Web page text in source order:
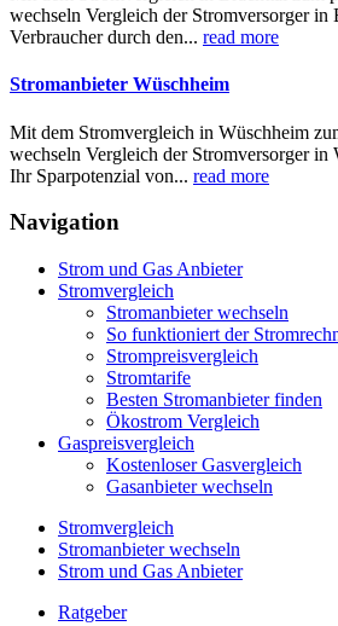
wechseln Vergleich der Stromversorger in
Verbraucher durch den... read more
Stromanbieter Wüschheim
Mit dem Stromvergleich in Wüschheim
wechseln Vergleich der Stromversorger in
Ihr Sparpotenzial von... read more
Navigation
Strom und Gas Anbieter
Stromvergleich
Stromanbieter wechseln
So funktioniert der
Strompreisvergleich
Stromtarife
Besten Stromanbieter finden
Ökostrom Vergleich
Gaspreisvergleich
Kostenloser Gasvergleich
Gasanbieter wechseln
Stromvergleich
Stromanbieter wechseln
Strom und Gas Anbieter
Ratgeber